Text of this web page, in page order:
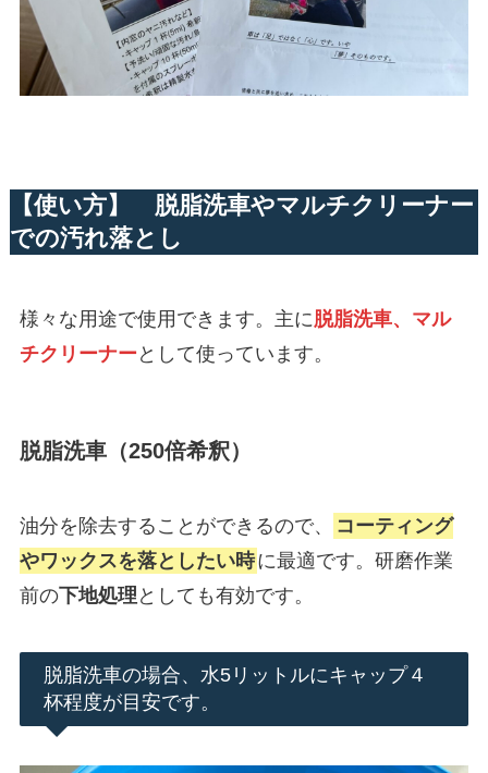
【使い方】 脱脂洗車やマルチクリーナー
での汚れ落とし
様々な用途で使用できます。主に脱脂洗車、マル
チクリーナー として使っています。
脱脂洗車（250倍希釈）
油分を除去することができるので、
コーティング
やワックスを落としたい時に最適です。研磨作業
前の下地処理 としても有効です。
脱脂洗車の場合、水5リットルにキャップ４
杯程度が目安です。